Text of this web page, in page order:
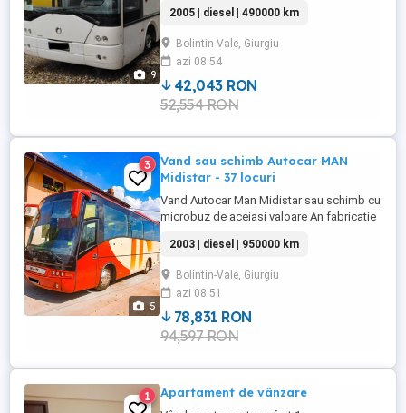
9
viteze manuala An fabricatie 2005 Aer
Conditionat Webasto Retarder Stare de
functionare foarte buna.
2005 | diesel | 490000 km
Bolintin-Vale, Giurgiu
azi 08:54
42,043 RON
52,554 RON
5
3
Vand sau schimb Autocar MAN
Midistar - 37 locuri
Vand Autocar Man Midistar sau schimb cu
microbuz de aceiasi valoare An fabricatie
viteze manuala. Dotari aer conditionat,
Webasto, Retarder. Numar de locuri
35+1+1. Stare de functionare foarte buna.
2003 | diesel | 950000 km
Bolintin-Vale, Giurgiu
azi 08:51
78,831 RON
94,597 RON
1 Apartament de vânzare